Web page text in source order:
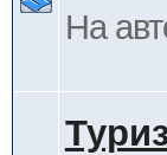
На